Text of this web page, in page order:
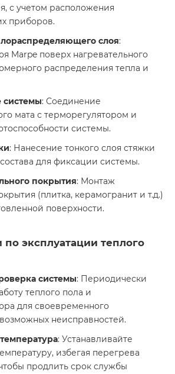
с учетом расположения
приборов.
слоя:
Marpe поверх нагревательного
распределения тепла и
: Соединение
мата с терморегулятором и
системы.
: Нанесение тонкого слоя стяжки
для фиксации системы.
покрытия: Монтаж
(плитка, керамогранит и т.д.)
поверхности.
эксплуатации теплого
системы: Периодически
теплого пола и
для своевременного
неисправностей.
: Устанавливайте
избегая перегрева
продлить срок службы